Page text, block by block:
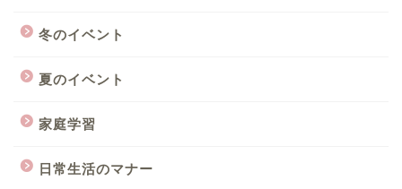
冬のイベント
夏のイベント
家庭学習
日常生活のマナー